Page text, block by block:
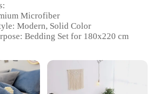
Microfiber
Modern, Solid Color
Bedding Set for 180x220 cm
Tailored for 180x220 cm Mattresses
Set Includes Pillowcases